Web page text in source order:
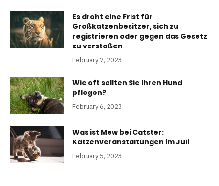
Es droht eine Frist für
Großkatzenbesitzer, sich zu
registrieren oder gegen das Gesetz
zu verstoßen
February 7, 2023
Wie oft sollten Sie Ihren Hund
pflegen?
February 6, 2023
Was ist Mew bei Catster:
Katzenveranstaltungen im Juli
February 5, 2023